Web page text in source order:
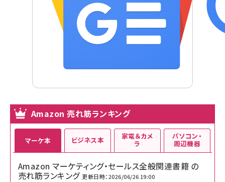
Amazon 売れ筋ランキング
マーケ本
Amazon マーケティング・セールス全般関連書籍 の
売れ筋ランキング 更新日時：2026/06/26 19:00
ビジネス本 家電＆カメ
ラ
パソコン・
周辺機器